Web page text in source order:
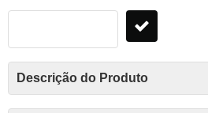
Descrição do Produto